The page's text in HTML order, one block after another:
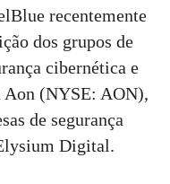
recentemente
dos grupos de
cibernética e
(NYSE: AON),
de segurança
Digital.